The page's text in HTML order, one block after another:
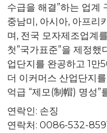
수급을 해결”하는 업계
중남미, 아시아, 아프리
며, 전국 모자제조업계
첫”국가표준”을 제정
업단지를 완공하고 1
더 이커머스 산업단지
억급 “제모(制帽) 명성”
연락인: 손징
연락처: 0086-532-